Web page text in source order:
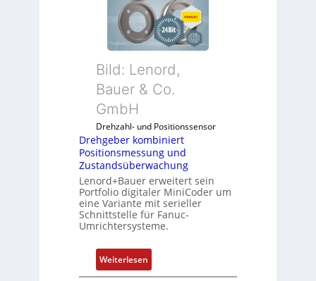
Bild: Lenord,
Bauer & Co.
GmbH
Drehzahl- und Positionssensor
Drehgeber kombiniert
Positionsmessung und
Zustandsüberwachung
Lenord+Bauer erweitert sein
Portfolio digitaler MiniCoder um
eine Variante mit serieller
Schnittstelle für Fanuc-
Umrichtersysteme.
Weiterlesen:
D